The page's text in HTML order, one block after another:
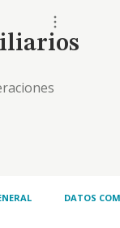
la
y
y
de toda indole;
DATOS